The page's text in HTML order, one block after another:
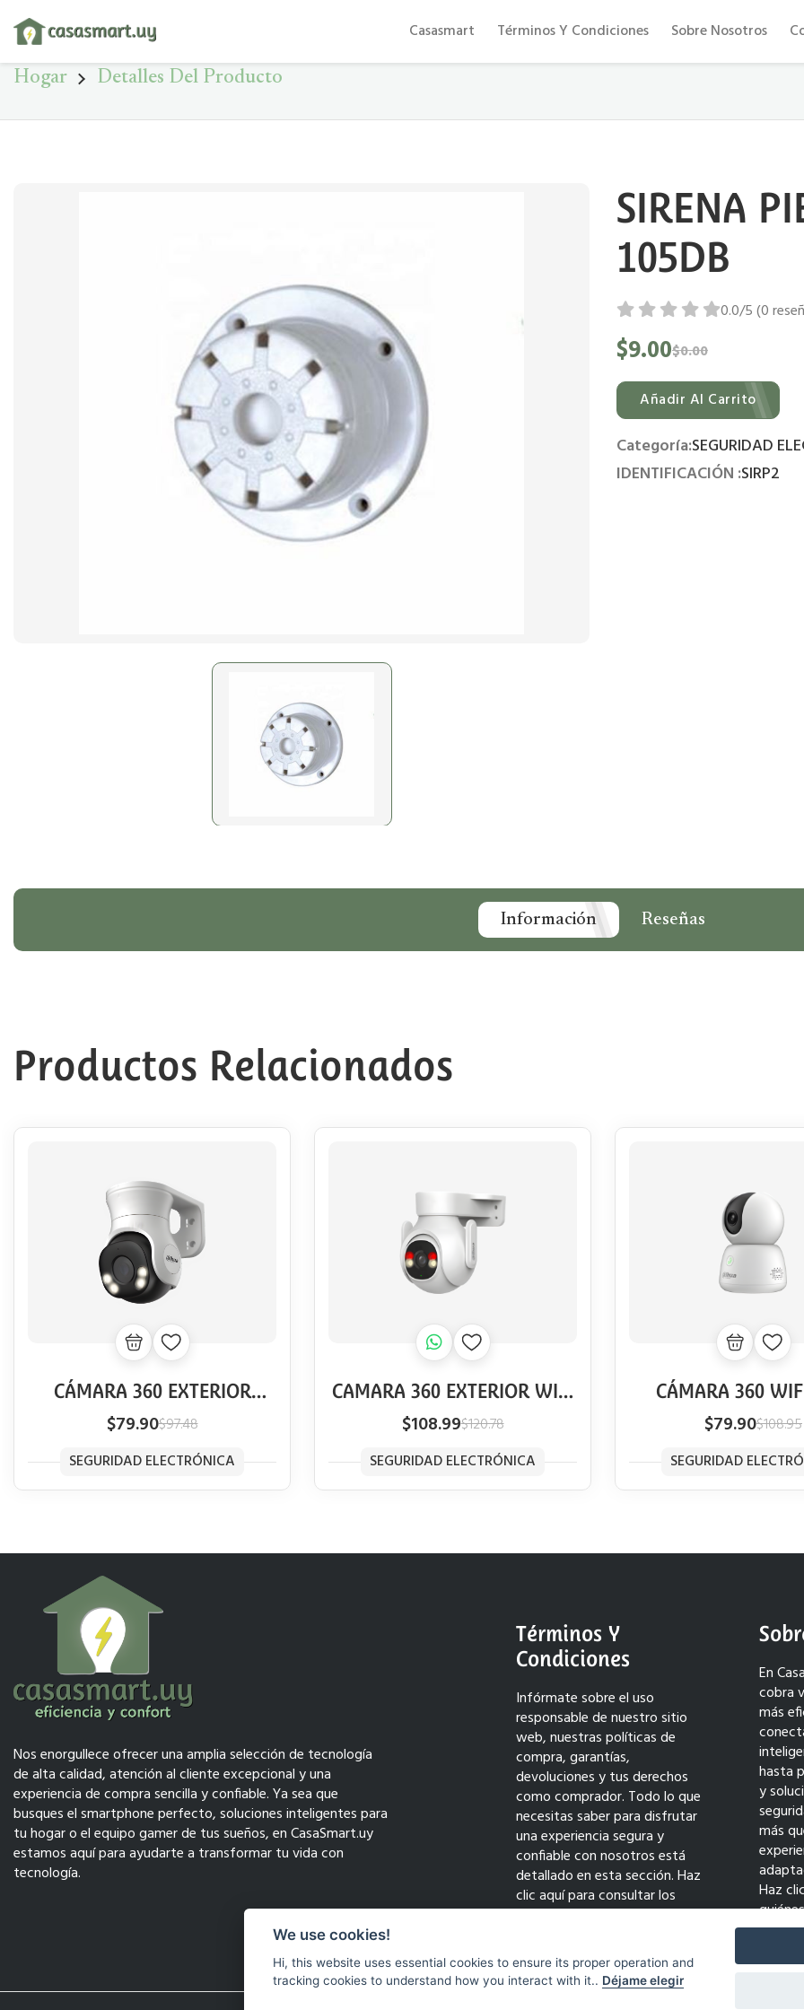
Casasmart Términos Y Condiciones Sobre Nosotros
Hogar Detalles Del Producto
SIRENA
105DB
0.0/5 (0
$9.00$0.00
Añadir Al Carrito
Categoría:SEGURIDAD
IDENTIFICACIÓN :SIRP2
Información Reseñas
Productos Relacionados
CÁMARA 360 EXTERIOR
ANALÓGICA 2MP HDCVI
DAHUA FULL COLOR SMART
40M AUDIO
$79.90$97.48
SEGURIDAD ELECTRÓNICA
CAMARA 360 EXTERIOR WIFI
3MP DAHUA PICOO P3BP
FULL COLOR DISUASIÓN
ACTIVA DETECCIÓN DE
$108.99$120.78
SEGURIDAD ELECTRÓNICA
CÁMARA 360
DAHUA HERO B1
DE MASCOTAS Y
BOTÓN
$79.90$108.95
SEGURIDAD
Nos enorgullece ofrecer una amplia selección de tecnología
de alta calidad, atención al cliente excepcional y una
experiencia de compra sencilla y confiable. Ya sea que
busques el smartphone perfecto, soluciones inteligentes para
tu hogar o el equipo gamer de tus sueños, en CasaSmart.uy
estamos aquí para ayudarte a transformar tu vida con
tecnología.
Términos Y
Condiciones
Infórmate sobre el uso
responsable de nuestro sitio
web, nuestras políticas de
compra, garantías,
devoluciones y tus derechos
como comprador. Todo lo que
necesitas saber para disfrutar
una experiencia segura y
confiable con nosotros está
detallado en esta sección. Haz
clic aquí para consultar los
términos completos y comprar
En
cobra
más
hasta
y
más
Haz
We use cookies!
Hi, this website uses essential cookies to ensure its proper operation and
tracking cookies to understand how you interact with it.. Déjame elegir